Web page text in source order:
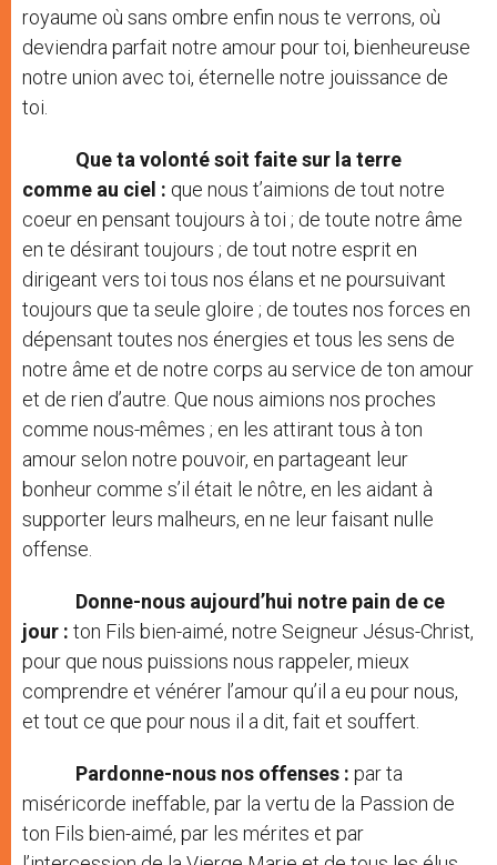
royaume où sans ombre enfin nous te verrons, où
deviendra parfait notre amour pour toi, bienheureuse
notre union avec toi, éternelle notre jouissance de
toi.
Que ta volonté soit faite sur la terre
comme au ciel : que nous t’aimions de tout notre
coeur en pensant toujours à toi ; de toute notre âme
en te désirant toujours ; de tout notre esprit en
dirigeant vers toi tous nos élans et ne poursuivant
toujours que ta seule gloire ; de toutes nos forces en
dépensant toutes nos énergies et tous les sens de
notre âme et de notre corps au service de ton amour
et de rien d’autre. Que nous aimions nos proches
comme nous-mêmes ; en les attirant tous à ton
amour selon notre pouvoir, en partageant leur
bonheur comme s’il était le nôtre, en les aidant à
supporter leurs malheurs, en ne leur faisant nulle
offense.
Donne-nous aujourd’hui notre pain de ce
jour : ton Fils bien-aimé, notre Seigneur Jésus-Christ,
pour que nous puissions nous rappeler, mieux
comprendre et vénérer l’amour qu’il a eu pour nous,
et tout ce que pour nous il a dit, fait et souffert.
Pardonne-nous nos offenses : par ta
miséricorde ineffable, par la vertu de la Passion de
ton Fils bien-aimé, par les mérites et par